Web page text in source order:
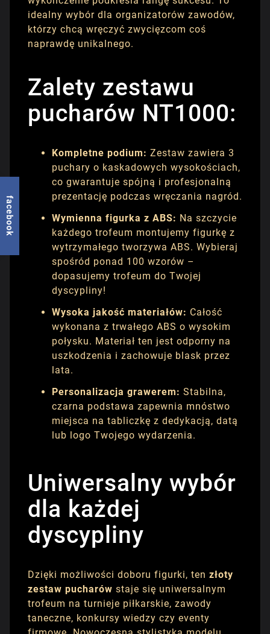
idealny wybór dla organizatorów zawodów,
którzy chcą wręczyć zwycięzcom coś
naprawdę unikalnego.
Zalety zestawu
pucharów NT1000:
Kompletne podium: Zestaw zawiera 3
puchary o kaskadowych wysokościach,
co gwarantuje spójną i profesjonalną
prezentację podczas wręczania nagród.
Wymienna figurka z ABS: Na szczycie
każdego trofeum montujemy figurkę z
wytrzymałego tworzywa ABS. Wybieraj
spośród ponad 100 wzorów –
dopasujemy trofeum do Twojej
dyscypliny!
Wysoka jakość materiałów: Całość
wykonana z trwałego ABS o wysokim
połysku. Materiał ten jest odporny na
uszkodzenia i zachowuje blask przez
lata.
Personalizacja grawerem: Stabilna,
czarna podstawa zapewnia mnóstwo
miejsca na tabliczkę z dedykacją, datą
lub logo Twojego wydarzenia.
Uniwersalny wybór
dla każdej
dyscypliny
Dzięki możliwości doboru figurki, ten złoty
zestaw pucharów staje się uniwersalnym
trofeum na turnieje piłkarskie, zawody
taneczne, konkursy wiedzy czy eventy
facebook